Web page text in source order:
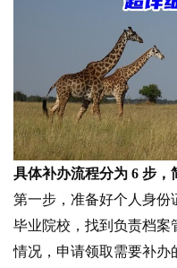
具体补办流程分为 6 步，
第一步，准备好个人身份
毕业院校，找到负责档案
情况，申请领取需要补办